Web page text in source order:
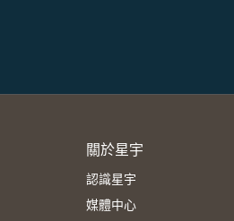
關於星宇
認識星宇
媒體中心